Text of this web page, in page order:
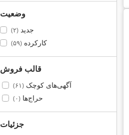
وضعیت
جدید(۲)
کارکرده(۵۹)
قالب فروش
آگهی‌های کوچک(۶۱)
حراج‌ها(۰)
جزئیات